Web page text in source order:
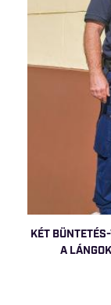
KÉT
A